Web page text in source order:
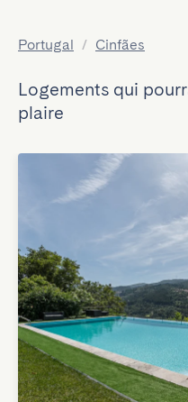
Portugal / Cinfães
Logements qui
plaire